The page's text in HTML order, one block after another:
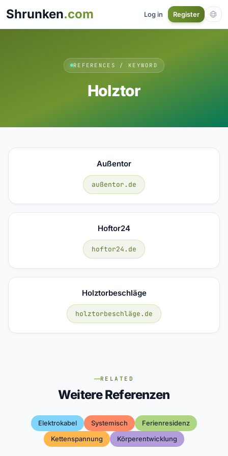
Shrunken.com Log in Register
REFERENCES / KEYWORD
Holztor
Außentor
außentor.de
Hoftor24
hoftor24.de
Holztorbeschläge
holztorbeschläge.de
RELATED
Weitere Referenzen
Elektrokabel Systemisch
Ferienresidenz
Kettenspannung
Körperentwicklung